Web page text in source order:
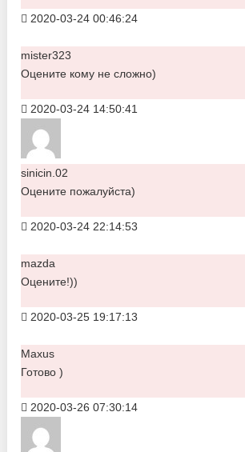
2020-03-24 00:46:24
mister323
Оцените кому не сложно)
2020-03-24 14:50:41
sinicin.02
Оцените пожалуйста)
2020-03-24 22:14:53
mazda
Оцените!))
2020-03-25 19:17:13
Maxus
Готово )
2020-03-26 07:30:14